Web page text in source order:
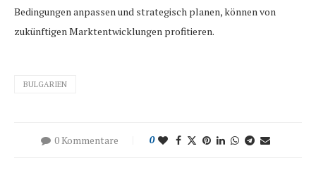
Bedingungen anpassen und strategisch planen, können von
zukünftigen Marktentwicklungen profitieren.
BULGARIEN
0 Kommentare 0